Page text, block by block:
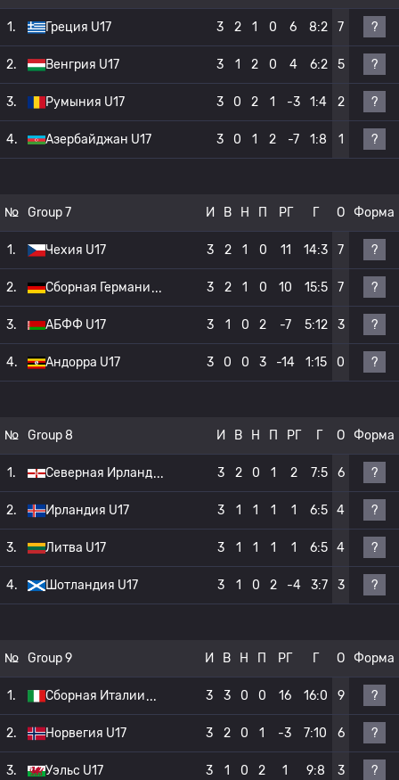
1. Греция U17 3 2 1 0 6 8:2 7 ?
2. Венгрия U17 3 1 2 0 4 6:2 5 ?
3. Румыния U17 3 0 2 1 -3 1:4 2 ?
4. Азербайджан U17 3 0 1 2 -7 1:8 1 ?
№ Group 7 И В Н П РГ Г О Форма
1. Чехия U17 3 2 1 0 11 14:3 7 ?
2. Сборная Германи 3 2 1 0 10 15:5 7 ?
3. АБФФ U17 3 1 0 2 -7 5:12 3 ?
4. Андорра U17 3 0 0 3 -14 1:15 0 ?
№ Group 8 И В Н П РГ Г О Форма
1. Северная Ирланд 3 2 0 1 2 7:5 6 ?
2. Ирландия U17 3 1 1 1 1 6:5 4 ?
3. Литва U17 3 1 1 1 1 6:5 4 ?
4. Шотландия U17 3 1 0 2 -4 3:7 3 ?
№ Group 9 И В Н П РГ Г О Форма
1. Сборная Италии 3 3 0 0 16 16:0 9 ?
2. Норвегия U17 3 2 0 1 -3 7:10 6 ?
3. Уэльс U17 3 1 0 2 1 9:8 3 ?